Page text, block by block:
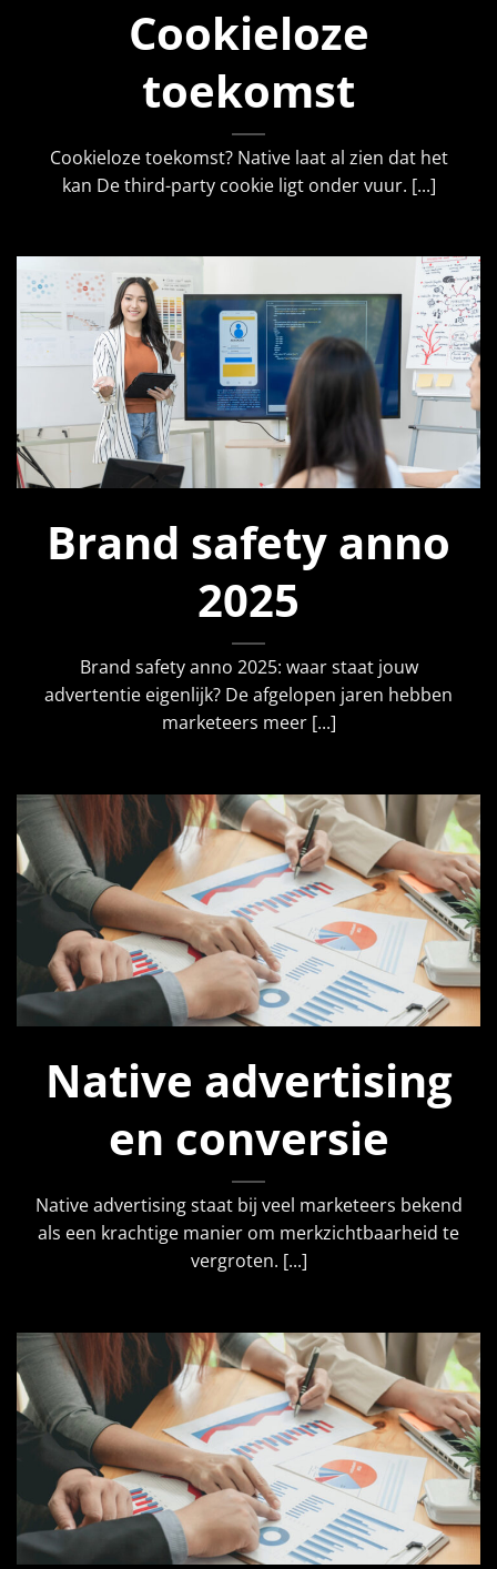
Cookieloze
toekomst
Cookieloze toekomst? Native laat al zien dat het
kan De third-party cookie ligt onder vuur. [...]
Brand safety anno
2025
Brand safety anno 2025: waar staat jouw
advertentie eigenlijk? De afgelopen jaren hebben
marketeers meer [...]
Native advertising
en conversie
Native advertising staat bij veel marketeers bekend
als een krachtige manier om merkzichtbaarheid te
vergroten. [...]